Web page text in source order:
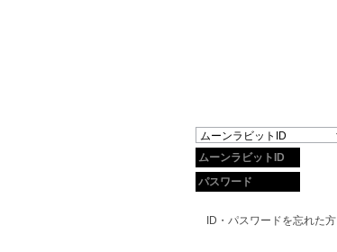
ID・パスワードを忘れた方